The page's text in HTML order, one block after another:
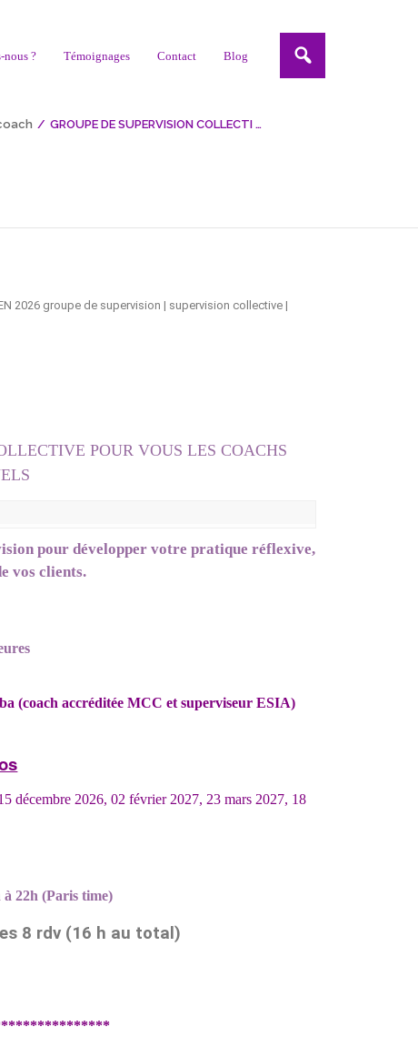
nous ? Témoignages Contact Blog
/ GROUPE DE SUPERVISION COLLECTI …
POUR VOUS LES COACHS
pour développer votre pratique réflexive,
vos clients.
(coach accréditée MCC et superviseur ESIA)
décembre 2026, 02 février 2027, 23 mars 2027, 18
à 22h (Paris time)
8 rdv (16 h au total)